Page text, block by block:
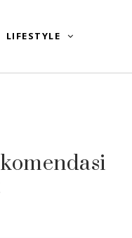
LIFESTYLE